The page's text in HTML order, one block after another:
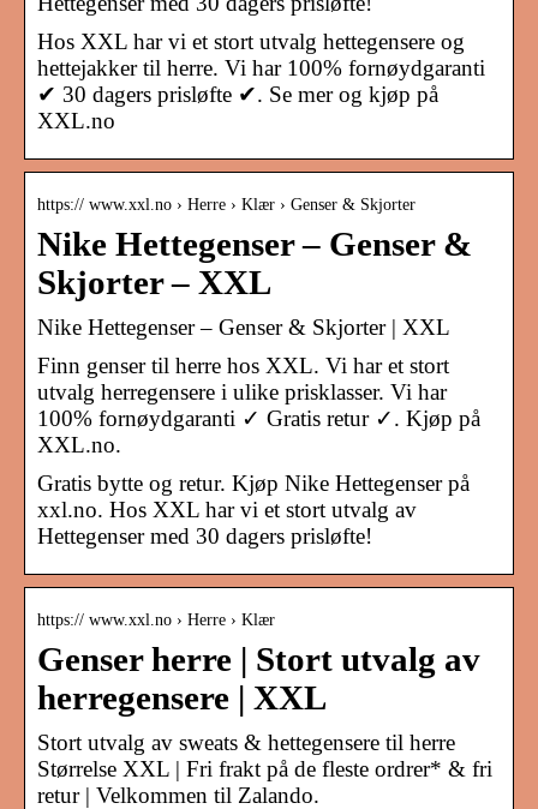
Hos XXL har vi et stort utvalg hettegensere og
hettejakker til herre. Vi har 100% fornøydgaranti
✔ 30 dagers prisløfte ✔. Se mer og kjøp på
XXL.no
https:// www.xxl.no › Herre › Klær › Genser & Skjorter
Nike Hettegenser – Genser &
Skjorter – XXL
Nike Hettegenser – Genser & Skjorter | XXL
Finn genser til herre hos XXL. Vi har et stort
utvalg herregensere i ulike prisklasser. Vi har
100% fornøydgaranti ✓ Gratis retur ✓. Kjøp på
XXL.no.
Gratis bytte og retur. Kjøp Nike Hettegenser på
xxl.no. Hos XXL har vi et stort utvalg av
Hettegenser med 30 dagers prisløfte!
https:// www.xxl.no › Herre › Klær
Genser herre | Stort utvalg av
herregensere | XXL
Stort utvalg av sweats & hettegensere til herre
Størrelse XXL | Fri frakt på de fleste ordrer* & fri
retur | Velkommen til Zalando.